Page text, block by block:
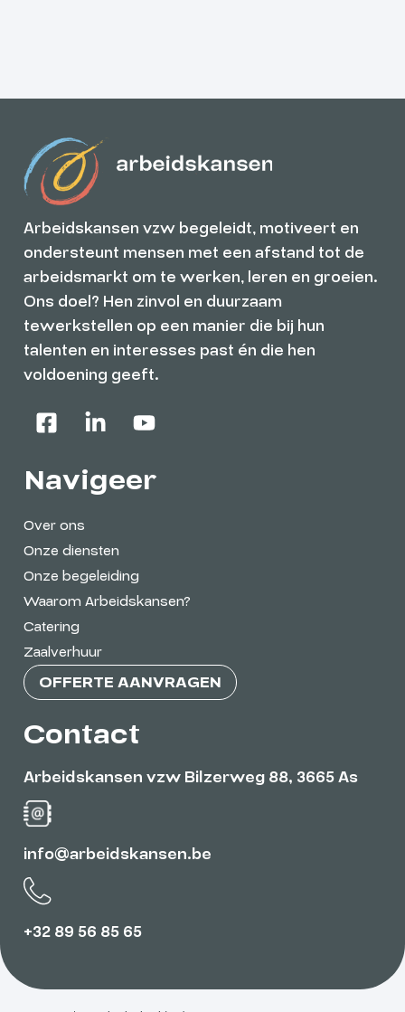
Arbeidskansen vzw begeleidt, motiveert en
ondersteunt mensen met een afstand tot de
arbeidsmarkt om te werken, leren en groeien.
Ons doel? Hen zinvol en duurzaam
tewerkstellen op een manier die bij hun
talenten en interesses past én die hen
voldoening geeft.
Navigeer
Over ons
Onze diensten
Onze begeleiding
Waarom Arbeidskansen?
Catering
Zaalverhuur
OFFERTE AANVRAGEN
Contact
Arbeidskansen vzw Bilzerweg 88, 3665 As
info@arbeidskansen.be
+32 89 56 85 65